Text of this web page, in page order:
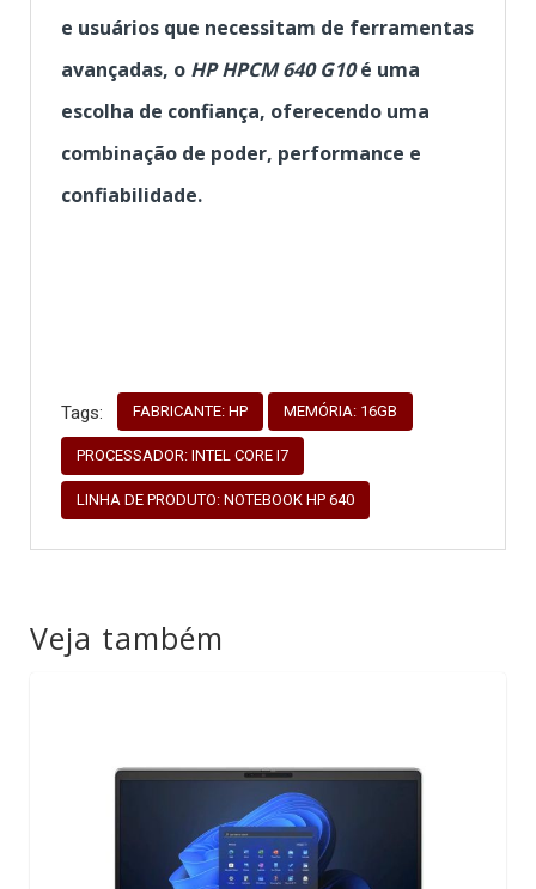
e usuários que necessitam de ferramentas
avançadas, o HP HPCM 640 G10é uma
escolha de confiança, oferecendo uma
combinação de poder, performance e
confiabilidade.
Tags: FABRICANTE: HP MEMÓRIA: 16GB
PROCESSADOR: INTEL CORE I7
LINHA DE PRODUTO: NOTEBOOK HP 640
Veja também